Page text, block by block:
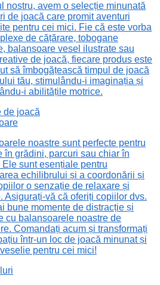
nostru, avem o selecție minunată
de joacă care promit aventuri
pentru cei mici. Fie că este vorba
de cățărare, tobogane
balansoare vesel ilustrate sau
de joacă, fiecare produs este
să îmbogățească timpul de joacă
tău, stimulându-i imaginația și
i abilitățile motrice.
de joacă
noastre sunt perfecte pentru
în grădini, parcuri sau chiar în
Ele sunt esențiale pentru
echilibrului și a coordonării și
o senzație de relaxare și
Asigurați-vă că oferiți copiilor dvs.
bune momente de distracție și
cu balansoarele noastre de
Comandați acum și transformați
într-un loc de joacă minunat și
pentru cei mici!